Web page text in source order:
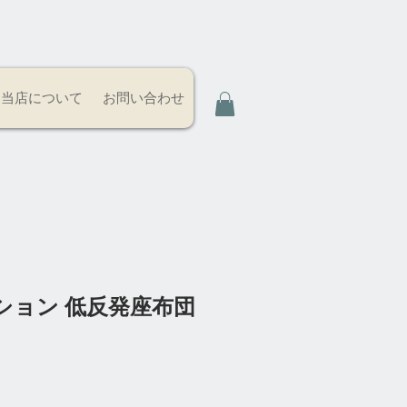
当店について お問い合わせ
ョン 低反発座布団